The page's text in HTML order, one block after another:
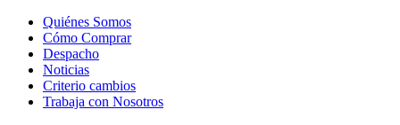
Quiénes Somos
Cómo Comprar
Despacho
Noticias
Criterio cambios
Trabaja con Nosotros